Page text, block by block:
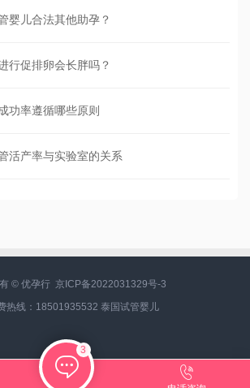
婴儿合法其他助孕？
行促排卵会长胖吗？
功率遵循哪些原则
活产率与实验室的关系
© 优孕行 京ICP备2022031329号-3
热线：18501935532 泰国试管婴儿
3
 